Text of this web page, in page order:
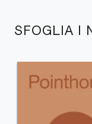
SFOGLIA I